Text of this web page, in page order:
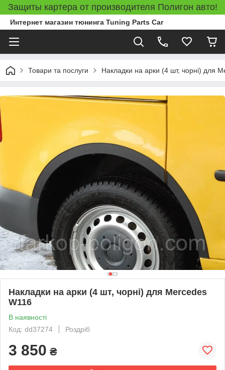
Защиты картера от производителя Полигон авто!
Интернет магазин тюнинга Tuning Parts Car
Товари та послуги Накладки на арки (4 шт, чорні) для
Накладки на арки (4 шт, чорні) для Mercedes
W116
В наявності
Код: dd37274
Роздріб
3 850 ₴